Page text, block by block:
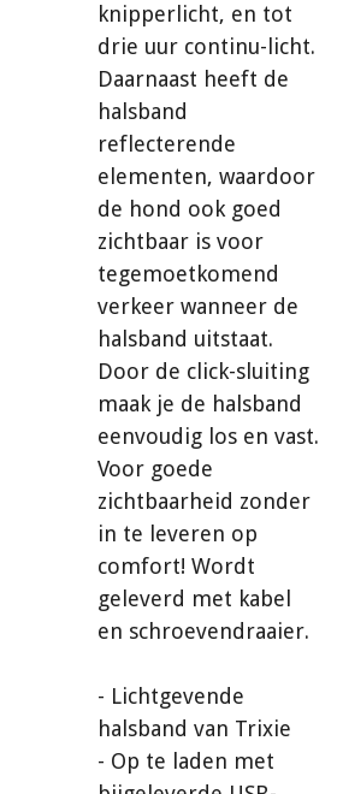
knipperlicht, en tot
drie uur continu-licht.
Daarnaast heeft de
halsband
reflecterende
elementen, waardoor
de hond ook goed
zichtbaar is voor
tegemoetkomend
verkeer wanneer de
halsband uitstaat.
Door de click-sluiting
maak je de halsband
eenvoudig los en vast.
Voor goede
zichtbaarheid zonder
in te leveren op
comfort! Wordt
geleverd met kabel
en schroevendraaier.
- Lichtgevende
halsband van Trixie
- Op te laden met